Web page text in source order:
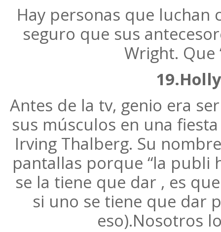
Hay personas que luchan
seguro que sus
Wright. Que
Antes de la tv, genio era
sus músculos en una
Irving Thalberg. Su
pantallas porque “la publi
se la tiene que dar , es
si uno se tiene que dar
eso).Nosotros